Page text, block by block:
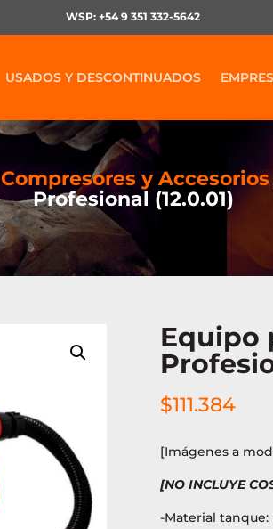
WSP: +54 9 351 332-5642
USADOS Y DESCONTINUADOS
Compresores y Accesorios
Profesional (12.0.01)
Equipo
$111.384
[Imágenes a
[NO INCLUYE
-Material tanque: